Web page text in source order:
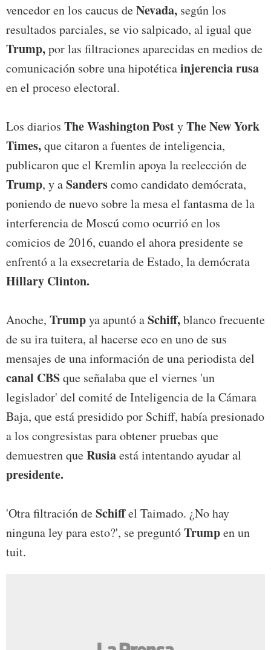
vencedor en los caucus deNevada, según los
resultados parciales, se vio salpicado, al igual que
Trump,por las filtraciones aparecidas en medios de
comunicación sobre una hipotéticainjerencia rusa
en el proceso electoral.
Los diarios The Washington PostyThe New York
Times,que citaron a fuentes de inteligencia,
publicaron que el Kremlin apoya la reelección de
Trump, y aSanderscomo candidato demócrata,
poniendo de nuevo sobre la mesa el fantasma de la
interferencia de Moscú como ocurrió en los
comicios de 2016, cuando el ahora presidente se
enfrentó a la exsecretaria de Estado, la demócrata
Hillary Clinton.
Anoche, Trumpya apuntó aSchiff,blanco frecuente
de su ira tuitera, al hacerse eco en uno de sus
mensajes de una información de una periodista del
canal CBSque señalaba que el viernes 'un
legislador' del comité de Inteligencia de la Cámara
Baja, que está presidido por Schiff, había presionado
a los congresistas para obtener pruebas que
demuestren queRusiaestá intentando ayudar al
presidente.
'Otra filtración deSchiffel Taimado. ¿No hay
ninguna ley para esto?', se preguntóTrumpen un
tuit.